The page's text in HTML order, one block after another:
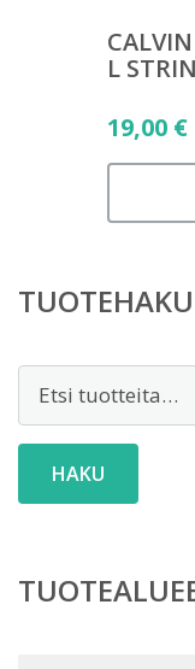
L
19,00 €
TUOTEHAKU
Etsi:
HAKU